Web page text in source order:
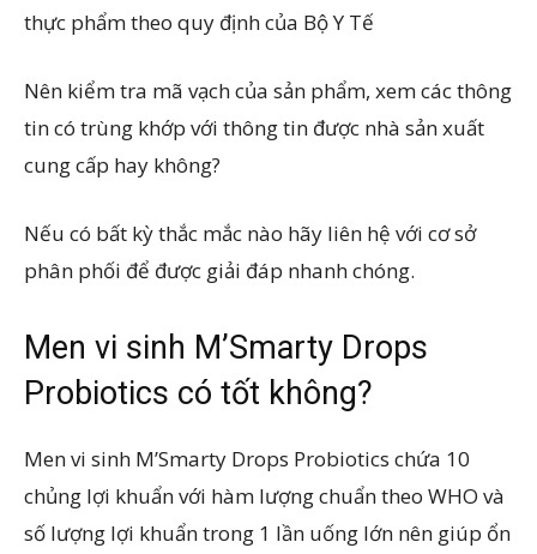
thực phẩm theo quy định của Bộ Y Tế
Nên kiểm tra mã vạch của sản phẩm, xem các thông
tin có trùng khớp với thông tin được nhà sản xuất
cung cấp hay không?
Nếu có bất kỳ thắc mắc nào hãy liên hệ với cơ sở
phân phối để được giải đáp nhanh chóng.
Men vi sinh M’Smarty Drops
Probiotics có tốt không?
Men vi sinh M’Smarty Drops Probiotics chứa 10
chủng lợi khuẩn với hàm lượng chuẩn theo WHO và
số lượng lợi khuẩn trong 1 lần uống lớn nên giúp ổn